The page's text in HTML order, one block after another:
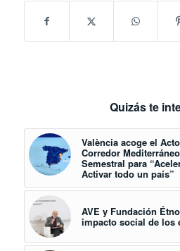
Quizás te
València acoge el
Corredor
Semestral para
Activar todo un país”
AVE y Fundación
impacto social de los